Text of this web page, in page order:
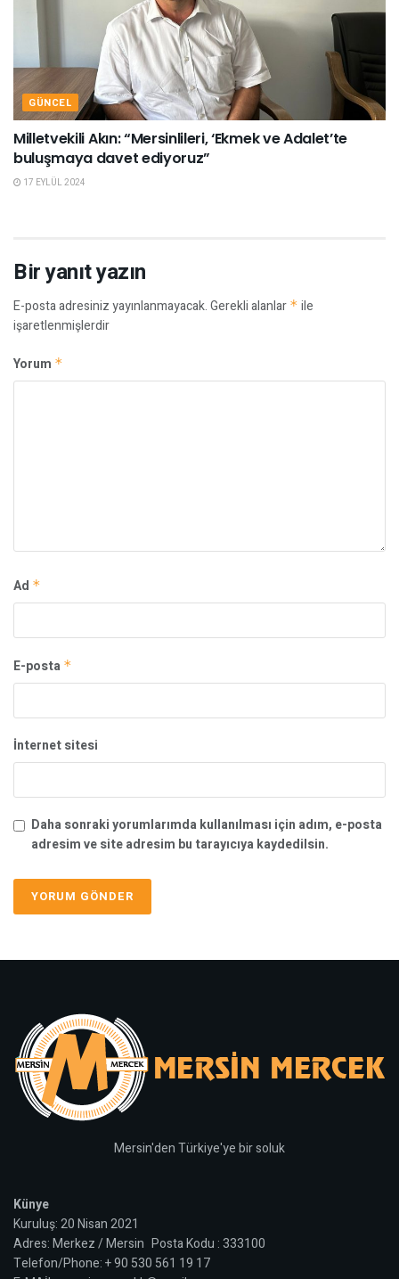
GÜNCEL
Milletvekili Akın: “Mersinlileri, ‘Ekmek ve Adalet’te
buluşmaya davet ediyoruz”
17 EYLÜL 2024
Bir yanıt yazın
E-posta adresiniz yayınlanmayacak.Gerekli alanlar * ile
işaretlenmişlerdir
Yorum *
Ad *
E-posta *
İnternet sitesi
Daha sonraki yorumlarımda kullanılması için adım, e-posta
adresim ve site adresim bu tarayıcıya kaydedilsin.
Mersin'den Türkiye'ye bir soluk
Künye
Kuruluş: 20 Nisan 2021
Adres: Merkez / Mersin Posta Kodu : 333100
Telefon/Phone: + 90 530 561 19 17